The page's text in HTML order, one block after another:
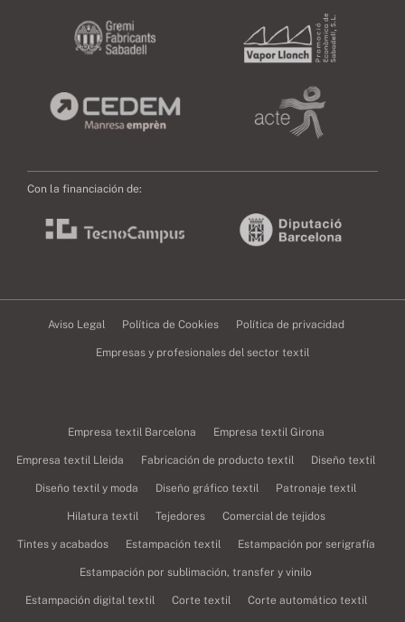
Con la financiación de:
Aviso Legal Política de Cookies Política de privacidad
Empresas y profesionales del sector textil
Empresa textil Barcelona Empresa textil Girona
Empresa textil Lleida Fabricación de producto textil Diseño textil
Diseño textil y moda Diseño gráfico textil Patronaje textil
Hilatura textil Tejedores Comercial de tejidos
Tintes y acabados Estampación textil Estampación por serigrafía
Estampación por sublimación, transfer y vinilo
Estampación digital textil Corte textil Corte automático textil